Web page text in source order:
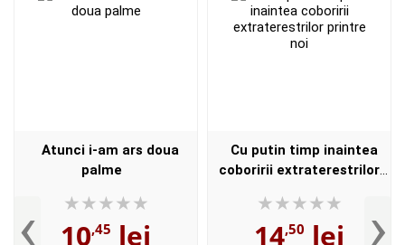
‹
Atunci i-am ars doua
palme
10,45 lei
Cu putin timp inaintea
coboririi extraterestrilor
14,50 lei ›